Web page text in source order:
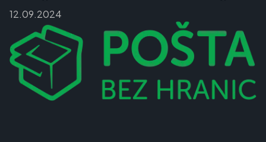
12.09.2024